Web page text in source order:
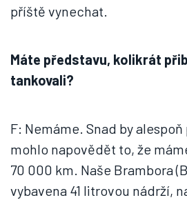
příště vynechat.
Máte představu, kolikrát
tankovali?
F: Nemáme. Snad by
mohlo napovědět to, že
70 000 km. Naše Brambora
vybavena 41 litrovou nádrží,